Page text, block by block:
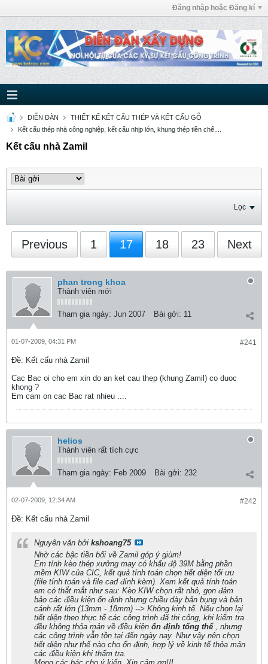
Đăng nhập hoặc Đăng kí
DIỄN ĐÀN
THIẾT KẾ KẾT CẤU THÉP VÀ KẾT CẤU GỖ
Kết cấu thép nhà công nghiệp, kết cấu nhịp lớn, khung thép tiền chế,...
Kết cấu nhà Zamil
Lọc
Previous 1 17 18 23 Next
phan trong khoa
Thành viên mới
Tham gia ngày: Jun 2007 Bài gởi: 11
#241
01-07-2009, 04:31 PM
Ðề: Kết cấu nhà Zamil
Cac Bac oi cho em xin do an ket cau thep (khung Zamil) co duoc
khong ?
Em cam on cac Bac rat nhieu ....
helios
Thành viên rất tích cực
Tham gia ngày: Feb 2009 Bài gởi: 232
#242
02-07-2009, 12:34 AM
Ðề: Kết cấu nhà Zamil
Nguyên văn bởi kshoang75
Nhờ các bậc tiền bối về Zamil góp ý giùm!
Em tính kèo thép xưởng may có khẩu độ 39M bằng phần
mềm KIW của CIC, kết quả tính toán chọn tiết diện tối ưu
(file tính toán và file cad đính kèm). Xem kết quả tính toán
em có thắt mắt như sau: Kèo KIW chọn rất nhỏ, gọn đảm
bảo các điều kiện ổn định nhưng chiều dày bản bụng và bản
cánh rất lớn (13mm - 18mm) --> Không kinh tế. Nếu chọn lại
tiết diện theo thực tế các công trình đã thi công, khi kiểm tra
đều không thỏa mản về điều kiện ổn định tổng thể, nhưng
các công trình vẫn tồn tại đến ngày nay. Như vậy nên chọn
tiết diện như thế nào cho ổn định, hợp lý về kinh tế thỏa mản
các điều kiện khi thẩm tra.